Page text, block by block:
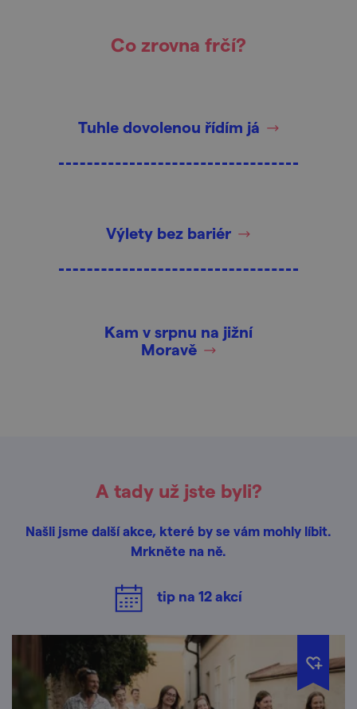
Co zrovna frčí?
Tuhle dovolenou řídím já
Výlety bez bariér
Kam v srpnu na jižní
Moravě
A tady už jste byli?
Našli jsme další akce, které by se vám mohly líbit.
Mrkněte na ně.
tip na 12akcí